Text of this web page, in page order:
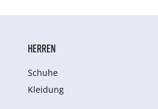
HERREN
Schuhe
Kleidung